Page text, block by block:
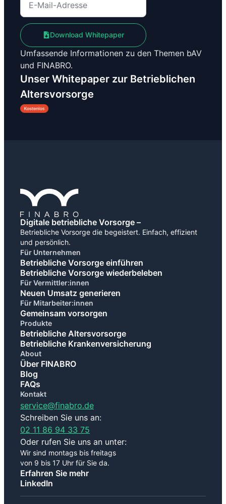
Unser Whitepaper zur Betrieblichen
Altersvorsorge
Umfassende Informationen zu den Themen bAV
und FINABRO.
Download Whitepaper
Digitale betriebliche Vorsorge –
Betriebliche Vorsorge die begeistert. Einfach, effizient
und persönlich.
Für Unternehmen
Betriebliche Vorsorge einführen
Betriebliche Vorsorge wiederbeleben
Für Vermittler:innen
Neuen Umsatz generieren
Für Mitarbeiter:innen
Gemeinsam vorsorgen
Produkte
Betriebliche Altersvorsorge
Betriebliche Krankenversicherung
About
Über FINABRO
Blog
FAQs
Kontakt
Schreiben Sie uns an:
service@finabro.de
Oder rufen Sie uns an unter:
02 11 86 94 33 75
Wir sind montags bis freitags
von 9 bis 17 Uhr für Sie da.
Erfahren Sie mehr
LinkedIn